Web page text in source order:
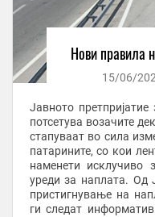
Нови правила
15/06/
Јавното
потсетува возачите
стапуваат во сила
патарините, со кои
наменети исклучиво
уреди за наплата. Од
пристигнување на
ги следат